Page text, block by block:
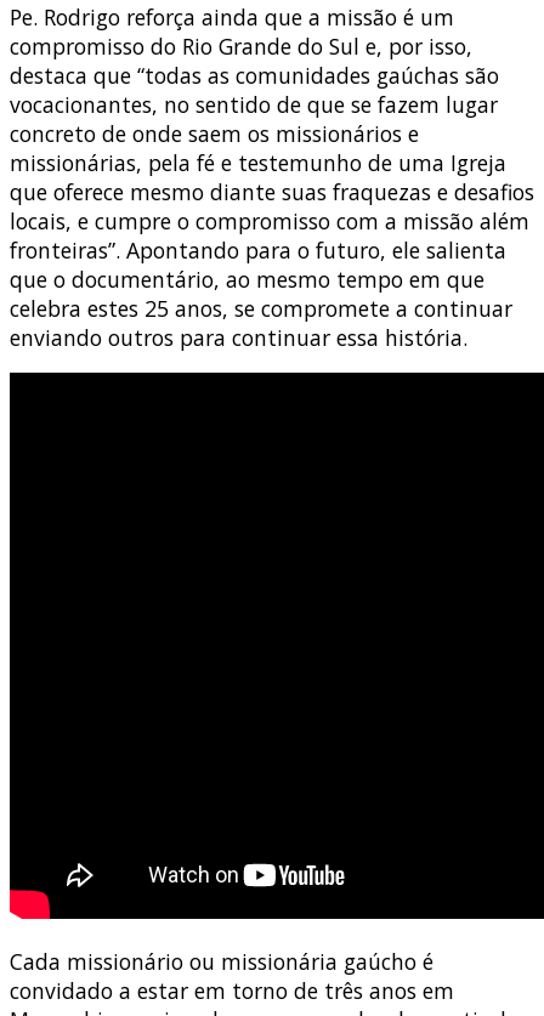
Pe. Rodrigo reforça ainda que a missão é um
compromisso do Rio Grande do Sul e, por isso,
destaca que “todas as comunidades gaúchas são
vocacionantes, no sentido de que se fazem lugar
concreto de onde saem os missionários e
missionárias, pela fé e testemunho de uma Igreja
que oferece mesmo diante suas fraquezas e desafios
locais, e cumpre o compromisso com a missão além
fronteiras”. Apontando para o futuro, ele salienta
que o documentário, ao mesmo tempo em que
celebra estes 25 anos, se compromete a continuar
enviando outros para continuar essa história.
Cada missionário ou missionária gaúcho é
convidado a estar em torno de três anos em